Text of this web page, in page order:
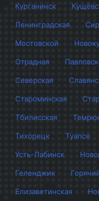
Курганинск
Ленинградская
Мостовской
Отрадная
Северская
Староминская
Тбилисская
Тихорецк
Туапсе
Усть-Лабинск
Геленджик
Елизаветинская